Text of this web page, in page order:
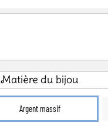
Matière du bijou
Argent massif